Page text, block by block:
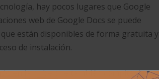
hay pocos lugares que Google
web de Google Docs se puede
están disponibles de forma gratuita y
de instalación.
en la nube que también compite de